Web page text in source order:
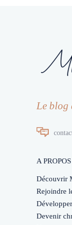
Le blog
A
Découvrir
Rejoindre
Devenir